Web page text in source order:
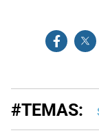
#TEMAS: